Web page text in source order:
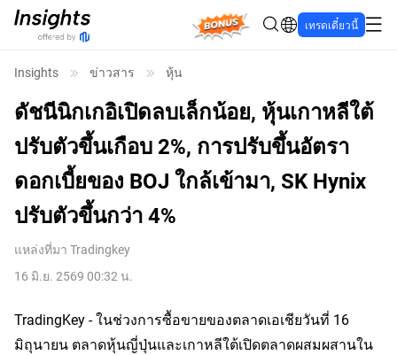
Bonus เทรดเดี๋ยวนี้
Insights ข่าวสาร หุ้น
ดัชนีนิกเกอิเปิดลบเล็กน้อย, หุ้นเกาหลีใต้
ปรับตัวขึ้นเกือบ 2%, การปรับขึ้นอัตรา
ดอกเบี้ยของ BOJ ใกล้เข้ามา, SK Hynix
ปรับตัวขึ้นกว่า 4%
แหล่งที่มา Tradingkey
16 มิ.ย. 2569 00:32 น.
TradingKey - ในช่วงการซื้อขายของตลาดเอเชียวันที่ 16
มิถุนายน ตลาดหุ้นญี่ปุ่นและเกาหลีใต้เปิดตลาดผสมผสานใน